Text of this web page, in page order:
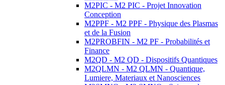
M2PIC - M2 PIC - Projet Innovation
Conception
M2PPF - M2 PPF - Physique des Plasmas
et de la Fusion
M2PROBFIN - M2 PF - Probabilités et
Finance
M2QD - M2 QD - Dispositifs Quantiques
M2QLMN - M2 QLMN - Quantique,
Lumiere, Materiaux et Nanosciences